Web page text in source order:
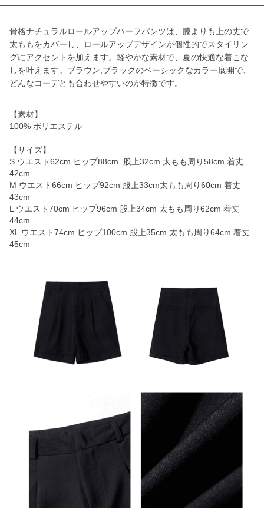
骨格ナチュラルロールアップハーフパンツは、膝よりも上の丈で
太ももをカバーし、ロールアップデザインが個性的でスタイリン
グにアクセントを加えます。軽やかな素材で、夏の快適な着こな
しを叶えます。ブラウン,ブラックのベーシックなカラー展開で、
どんなコーデとも合わせやすいのが特徴です。
【素材】
100% ポリエステル
【サイズ】
S ウエスト62cm ヒップ88cm. 股上32cm 太もも周り58cm 着丈
42cm
M ウエスト66cm ヒップ92cm 股上33cm太もも周り60cm 着丈
43cm
L ウエスト70cm ヒップ96cm 股上34cm 太もも周り62cm 着丈
44cm
XL ウエスト74cm ヒップ100cm 股上35cm 太もも周り64cm 着丈
45cm